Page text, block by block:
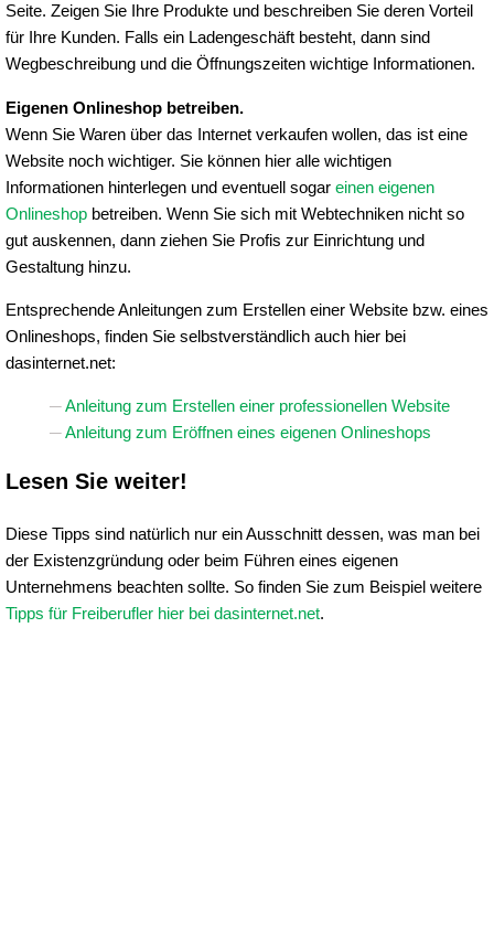
Seite. Zeigen Sie Ihre Produkte und beschreiben Sie deren Vorteil
für Ihre Kunden. Falls ein Ladengeschäft besteht, dann sind
Wegbeschreibung und die Öffnungszeiten wichtige Informationen.
Eigenen Onlineshop betreiben.
Wenn Sie Waren über das Internet verkaufen wollen, das ist eine
Website noch wichtiger. Sie können hier alle wichtigen
Informationen hinterlegen und eventuell sogar einen eigenen
Onlineshop betreiben. Wenn Sie sich mit Webtechniken nicht so
gut auskennen, dann ziehen Sie Profis zur Einrichtung und
Gestaltung hinzu.
Entsprechende Anleitungen zum Erstellen einer Website bzw. eines
Onlineshops, finden Sie selbstverständlich auch hier bei
dasinternet.net:
Anleitung zum Erstellen einer professionellen Website
Anleitung zum Eröffnen eines eigenen Onlineshops
Lesen Sie weiter!
Diese Tipps sind natürlich nur ein Ausschnitt dessen, was man bei
der Existenzgründung oder beim Führen eines eigenen
Unternehmens beachten sollte. So finden Sie zum Beispiel weitere
Tipps für Freiberufler hier bei dasinternet.net.